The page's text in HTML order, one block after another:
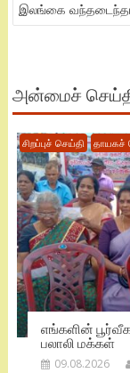
இலங்கை
அன்மைச்
சிறப்புச் செய்தி தாயகச்
எங்களின்
பலாலி மக்கள்
09.08.2026